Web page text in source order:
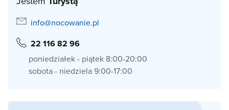
info@nocowanie.pl
22 116 82 96
poniedziałek - piątek 8:00-20:00
sobota - niedziela 9:00-17:00